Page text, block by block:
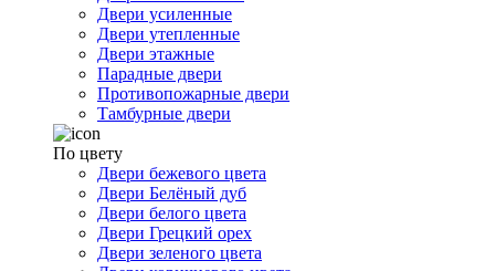
Двери усиленные
Двери утепленные
Двери этажные
Парадные двери
Противопожарные двери
Тамбурные двери
По цвету
Двери бежевого цвета
Двери Белёный дуб
Двери белого цвета
Двери Грецкий орех
Двери зеленого цвета